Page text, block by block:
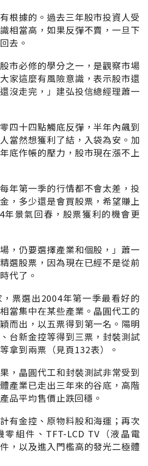
根據的。過去三年股市投資人受
相當高，如果反彈不賣，一旦下
去。
市必修的學分之一，是觀察市場
家這麼有風險意識，表示股市還
沒走完，」建弘投信總經理蕭一
四十四點觸底反彈，半年內飆到
當然想獲利了結，入袋為安。加
底作帳的壓力，股市現在漲不上
年第一季的行情都不會太差，投
，多少還是會買股票，希望賺上
年景氣回春，股票獲利的機會更
場，仍要選擇產業和個股，」蕭一
選股票，因為現在已經不是從前
代了。
票選出2004年第一季最看好的
當集中在某些產業。晶圓代工的
而出，以五票得到第一名。陽明
台新金控等得到三票，封裝測試
拿到兩票（見頁132表）。
，晶圓代工和封裝測試非常受到
產業已走出三年來的谷底，高階
品平均售價止跌回穩。
有金控、原物料股和海運；再次
零組件、TFT-LCD TV（液晶電
，以及進入門檻高的發光二極體